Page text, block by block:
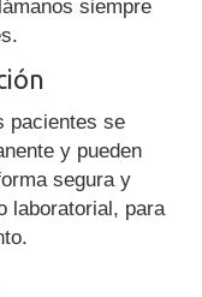
siempre
pacientes se
y pueden
segura y
laboratorial, para